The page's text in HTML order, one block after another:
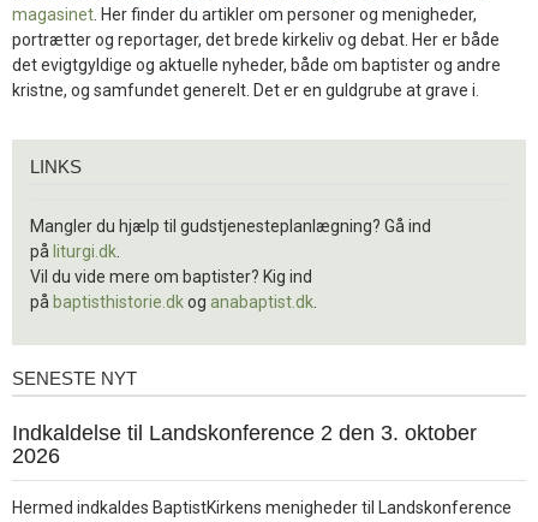
magasinet . Her finder du artikler om personer og menigheder,
portrætter og reportager, det brede kirkeliv og debat. Her er både
det evigtgyldige og aktuelle nyheder, både om baptister og andre
kristne, og samfundet generelt. Det er en guldgrube at grave i.
LINKS
Mangler du hjælp til gudstjenesteplanlægning? Gå ind
på liturgi.dk
Vil du vide mere om baptister? Kig ind
på baptisthistorie.dkog anabaptist.dk
Seneste
SENESTE NYT
1.
jul.
Indkaldelse til Landskonference 2 den 3. oktober
2026
Hermed indkaldes BaptistKirkens menigheder til Landskonference